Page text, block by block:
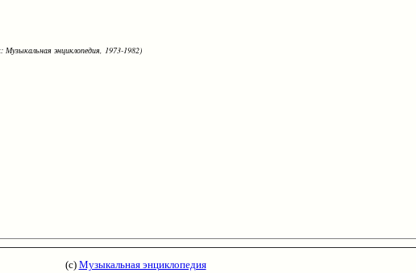
Музыкальная энциклопедия, 1973-1982)
(с) Музыкальная энциклопедия